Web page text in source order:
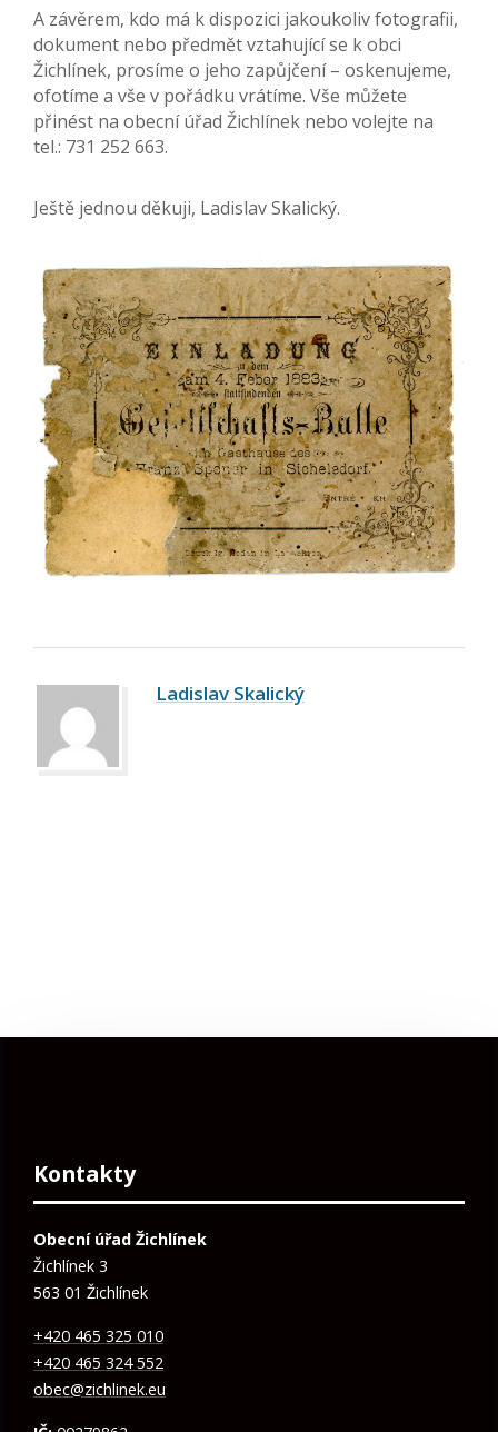
A závěrem, kdo má k dispozici jakoukoliv fotografii,
dokument nebo předmět vztahující se k obci
Žichlínek, prosíme o jeho zapůjčení – oskenujeme,
ofotíme a vše v pořádku vrátíme. Vše můžete
přinést na obecní úřad Žichlínek nebo volejte na
tel.: 731 252 663.
Ještě jednou děkuji, Ladislav Skalický.
Ladislav Skalický
Kontakty
Obecní úřad Žichlínek
Žichlínek 3
563 01 Žichlínek
+420 465 325 010
+420 465 324 552
obec@zichlinek.eu